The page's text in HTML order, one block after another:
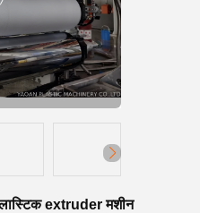
extruder मशीन